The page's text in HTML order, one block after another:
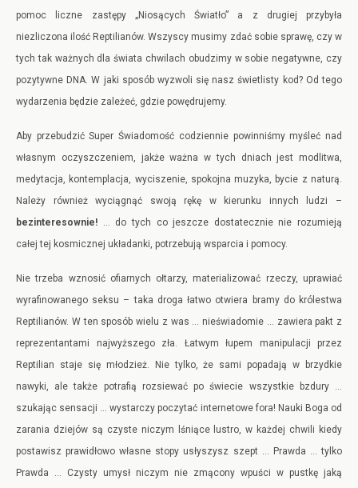
pomoc liczne zastępy „Niosących Światło” a z drugiej przybyła
niezliczona ilość Reptilianów. Wszyscy musimy zdać sobie sprawę, czy w
tych tak ważnych dla świata chwilach obudzimy w sobie negatywne, czy
pozytywne DNA. W jaki sposób wyzwoli się nasz świetlisty kod? Od tego
wydarzenia będzie zależeć, gdzie powędrujemy.
Aby przebudzić Super Świadomość codziennie powinniśmy myśleć nad
własnym oczyszczeniem, jakże ważna w tych dniach jest modlitwa,
medytacja, kontemplacja, wyciszenie, spokojna muzyka, bycie z naturą.
Należy również wyciągnąć swoją rękę w kierunku innych ludzi –
bezinteresownie! … do tych co jeszcze dostatecznie nie rozumieją
całej tej kosmicznej układanki, potrzebują wsparcia i pomocy.
Nie trzeba wznosić ofiarnych ołtarzy, materializować rzeczy, uprawiać
wyrafinowanego seksu – taka droga łatwo otwiera bramy do królestwa
Reptilianów. W ten sposób wielu z was … nieświadomie … zawiera pakt z
reprezentantami najwyższego zła. Łatwym łupem manipulacji przez
Reptilian staje się młodzież. Nie tylko, że sami popadają w brzydkie
nawyki, ale także potrafią rozsiewać po świecie wszystkie bzdury …
szukając sensacji … wystarczy poczytać internetowe fora! Nauki Boga od
zarania dziejów są czyste niczym lśniące lustro, w każdej chwili kiedy
postawisz prawidłowo własne stopy usłyszysz szept … Prawda … tylko
Prawda … Czysty umysł niczym nie zmącony wpuści w pustkę jaką